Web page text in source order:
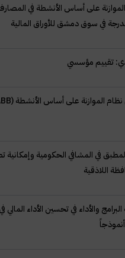
على أساس الأنشطة في
في سوق دمشق للأوراق المالية
تقييم مؤسسي
الموازنة على أساس الأنشطة (
في المشافي الحكومية وإمكانية
اللاذقية
والأداء في تحسين الأداء